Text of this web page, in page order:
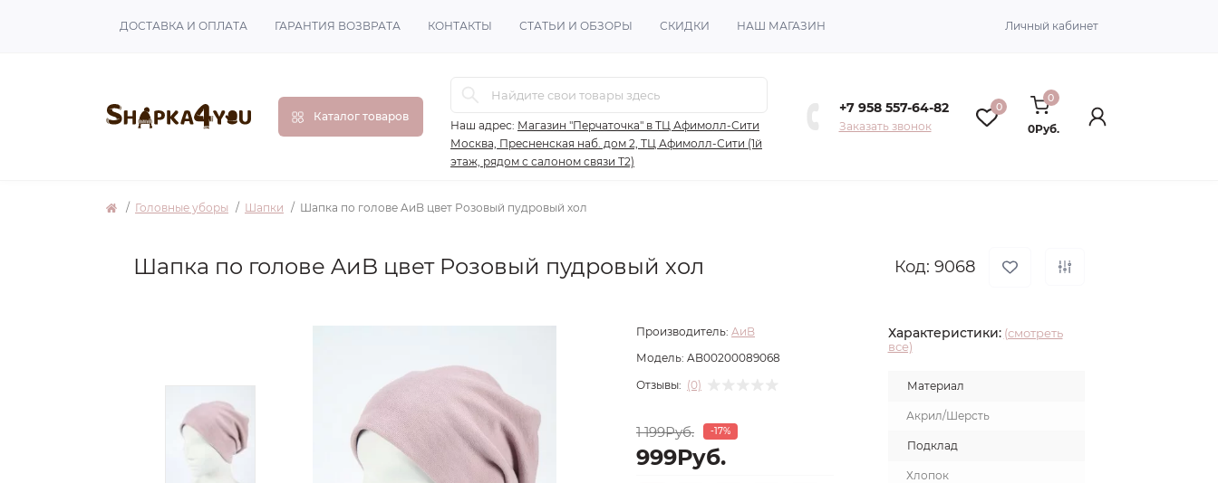
ДОСТАВКА И ОПЛАТА ГАРАНТИЯ ВОЗВРАТА КОНТАКТЫ СТАТЬИ И ОБЗОРЫ СКИДКИ НАШ МАГАЗИН Личный кабинет
Каталог товаров
Наш адрес: Магазин "Перчаточка" в ТЦ Афимолл-Сити
Москва, Пресненская наб. дом 2, ТЦ Афимолл-Сити (1й
этаж, рядом с салоном связи Т2)
+7 958 557-64-82
Заказать звонок
0
0
0Руб.
Головные уборы Шапки Шапка по голове AиB цвет Розовый пудровый хол
Шапка по голове AиB цвет Розовый пудровый хол Код: 9068
Производитель: AиB
Модель: AB00200089068
Отзывы: (0)
1 199Руб. -17%
999Руб.
Характеристики: (смотреть
все)
Материал
Акрил/Шерсть
Подклад
Хлопок